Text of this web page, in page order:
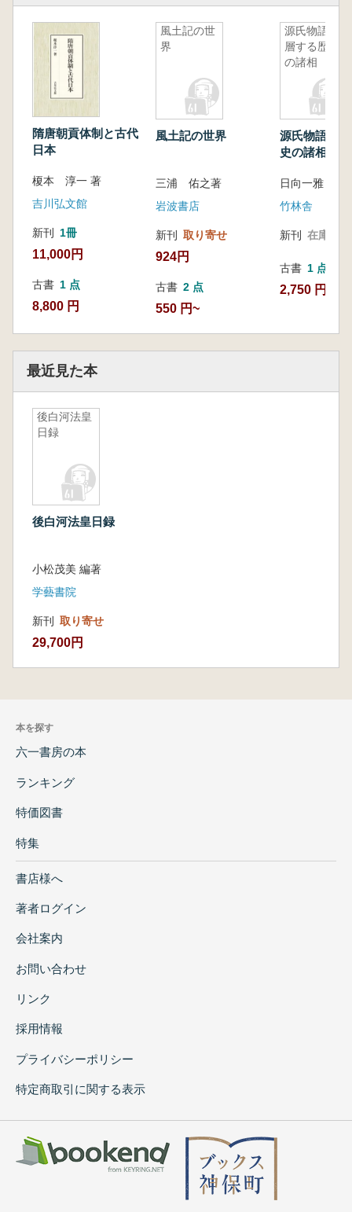
隋唐朝貢体制と古代
日本
榎本 淳一 著
吉川弘文館
新刊 1冊
11,000円
古書 1 点
8,800 円
風土記の世
界
風土記の世界
三浦 佑之著
岩波書店
新刊 取り寄せ
924円
古書 2 点
550 円~
源氏物語重
層する歴史
の諸相
源氏物語重
史の諸相
日向一雅 編
竹林舎
新刊 在庫なし
古書 1 点
2,750 円
最近見た本
後白河法皇
日録
後白河法皇日録
小松茂美 編著
学藝書院
新刊 取り寄せ
29,700円
本を探す
六一書房の本
ランキング
特価図書
特集
書店様へ
著者ログイン
会社案内
お問い合わせ
リンク
採用情報
プライバシーポリシー
特定商取引に関する表示